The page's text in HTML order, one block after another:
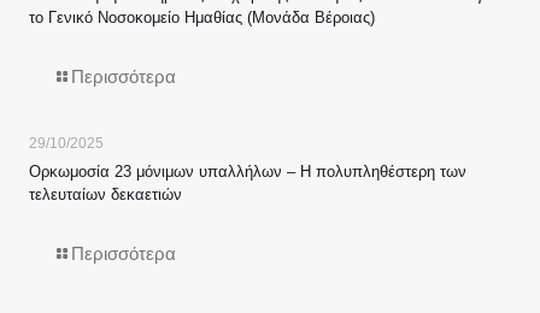
το Γενικό Νοσοκομείο Ημαθίας (Μονάδα Βέροιας)
Περισσότερα
29/10/2025
Ορκωμοσία 23 μόνιμων υπαλλήλων – Η πολυπληθέστερη των
τελευταίων δεκαετιών
Περισσότερα